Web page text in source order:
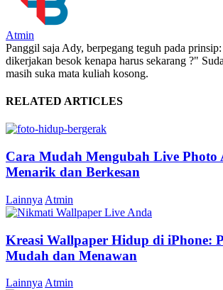
Atmin
Panggil saja Ady, berpegang teguh pada
dikerjakan besok kenapa harus sekarang ?"
masih suka mata kuliah kosong.
RELATED ARTICLES
Cara Mudah Mengubah Live Photo
Menarik dan Berkesan
Lainnya Atmin
Kreasi Wallpaper Hidup di iPhone:
Mudah dan Menawan
Lainnya Atmin